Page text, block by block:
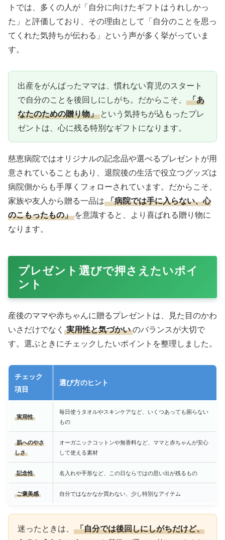
トでは、多くの人が「自分に向けたギフトはうれしかっ
た」と評価しており、その理由として「自分のことを思っ
てくれた気持ちが伝わる」という声が多く挙がっていま
す。
出産をがんばったママは、慣れない育児のスタート
で自分のことを後回しにしがち。だからこそ、
「あ
なたのための贈り物」 という気持ちが込もったプレ
ゼントは、心に残る特別なギフトになります。
慈恵病院ではオリジナルの記念品や選べるプレゼントが用
意されていることもあり、退院後の生活で役立つグッズは
病院側からも手厚くフォローされています。だからこそ、
家族や友人から贈る一品は 「病院では手に入らない、心
のこもったもの」 を意識すると、より喜ばれる贈り物に
なります。
プレゼント選びで押さえたいポイ
ント
産後のママや赤ちゃんに贈るプレゼントは、見た目のかわ
いさだけでなく 実用性と気づかいのバランスが大切で
す。選ぶときにチェックしたいポイントを整理しました。
チェック
項目
選び方のヒント
実用性
毎日使うタオルやスキンケアなど、いくつあっても困らない
もの
肌へのやさ
しさ
オーガニックコットンや無香料など、ママと赤ちゃんが安心
して使える素材
記念性 名入れや手形など、この日ならではの思い出が残るもの
ご褒美感 自分ではなかなか買わない、少し特別なアイテム
迷ったときは、
「自分では後回しにしがちだけど、